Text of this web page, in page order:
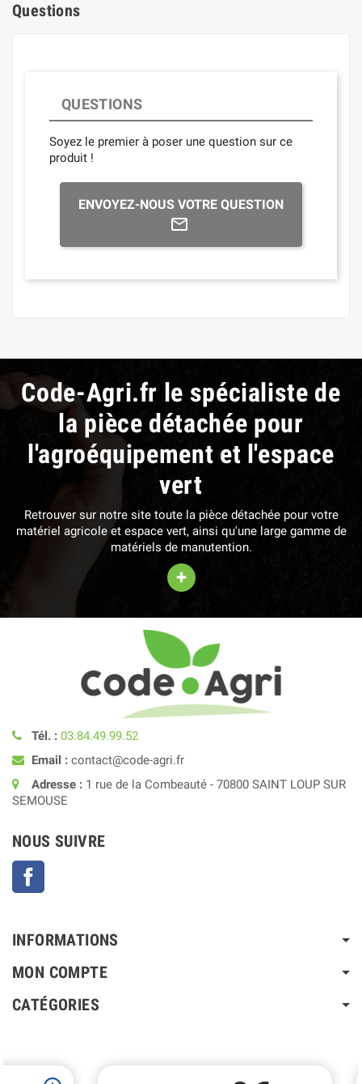
Questions
QUESTIONS
Soyez le premier à poser une question sur ce
produit !
ENVOYEZ-NOUS VOTRE QUESTION
Code-Agri.fr le spécialiste de
la pièce détachée pour
l'agroéquipement et l'espace
vert
Retrouver sur notre site toute la pièce détachée pour votre
matériel agricole et espace vert, ainsi qu'une large gamme de
matériels de manutention.
+
Tél. : 03.84.49.99.52
Email : contact@code-agri.fr
Adresse : 1 rue de la Combeauté - 70800 SAINT LOUP SUR
SEMOUSE
NOUS SUIVRE
INFORMATIONS
MON COMPTE
CATÉGORIES